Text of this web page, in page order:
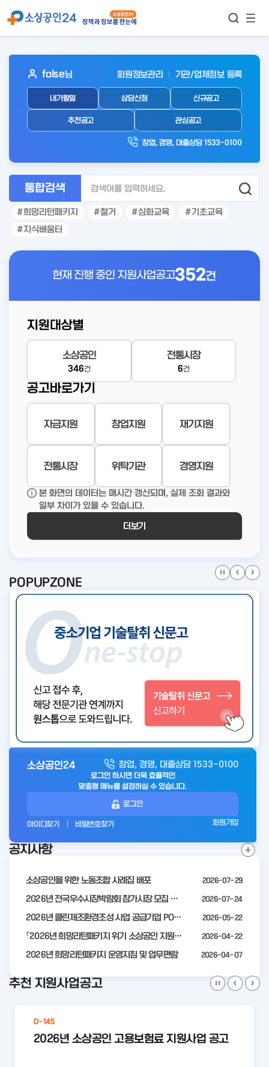
보기
아
웃
로
인
false님 회원정보관리 기관/업체정보 등록
내가할일 상담신청 신규공고
추천공고 관심공고
창업, 경영, 대출상담 1533-0100
통합검색
희망리턴패키지 철거 심화교육
기초교육
지식배움터
현재 진행 중인 지원사업공고352건
지원대상별
소상공인
346건
전통시장
6건
공고바로가기
자금지원 창업지원 재기지원
전통시장 위탁기관 경영지원
본 화면의 데이터는 매시간 갱신되며, 실제 조회 결과와
일부 차이가 있을 수 있습니다.
더보기
POPUPZONE
아
전
소상공인24 창업, 경영, 대출상담 1533-0100
로그인 하시면 더욱 효율적인
맞춤형 메뉴를 설정하실 수 있습니다.
로그인
아이디찾기 비밀번호찾기 회원가입
공지사항
소상공인을 위한 노동조합 사례집 배포 2026-07-29
2026년 전국우수시장박람회 참가시장 모집 공고 2026-07-24
2026년 클린제조환경조성 사업 공급기업 POOL 안내 2026-05-22
「2026년 희망리턴패키지 위기 소상공인 지원」모집 통합 2차 수정 공고 2026-04-22
2026년 희망리턴패키지 운영지침 및 업무편람 2026-04-07
공
추천 지원사업공고
D-145
2026년 소상공인 고용보험료 지원사업 공고